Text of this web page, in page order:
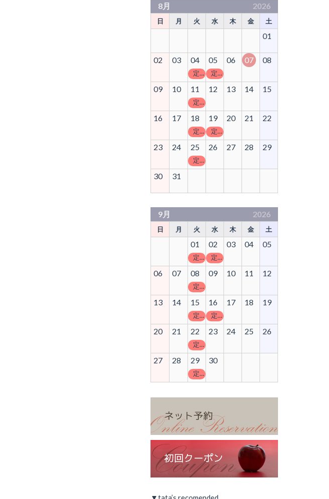
8月 2026
日 月 火 水 木 金 土
01
02 03 04
定休日
05
定休日
06 07 08
09 10 11
定休日
12 13 14 15
16 17 18
定休日
19
定休日
20 21 22
23 24 25
定休日
26 27 28 29
30 31
9月 2026
日 月 火 水 木 金 土
01
定休日
02
定休日
03 04 05
06 07 08
定休日
09 10 11 12
13 14 15
定休日
16
定休日
17 18 19
20 21 22
定休日
23 24 25 26
27 28 29
定休日
30